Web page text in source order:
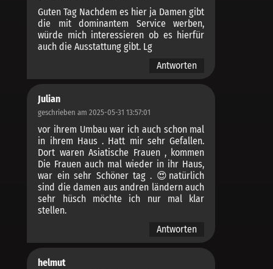
Guten Tag Nachdem es hier ja Damen gibt
die mit dominantem Service werben,
würde mich interessieren ob es hierfür
auch die Ausstattung gibt. Lg
Antworten
Julian
geschrieben am 2025-05-31 13:57:01
vor ihrem Umbau war ich auch schon mal
in ihrem Haus . Hatt mir sehr Gefallen.
Dort waren Asiatische Frauen , kommen
Die Frauen auch mal wieder in ihr Haus,
war ein sehr Schöner tag . 😍natürlich
sind die damen aus andren ländern auch
sehr hüsch möchte ich nur mal klar
stellen.
Antworten
helmut